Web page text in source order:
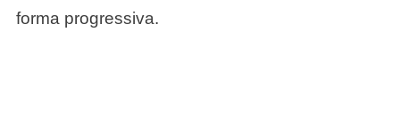
forma progressiva.